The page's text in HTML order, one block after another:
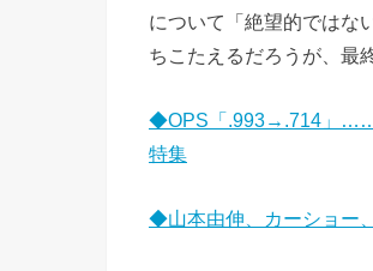
について「絶望的ではな
ちこたえるだろうが、最
◆OPS「.993→.714」……
特集
◆山本由伸、カーショー